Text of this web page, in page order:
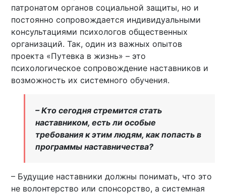
патронатом органов социальной защиты, но и
постоянно сопровождается индивидуальными
консультациями психологов общественных
организаций. Так, один из важных опытов
проекта «Путевка в жизнь» – это
психологическое сопровождение наставников и
возможность их системного обучения.
– Кто сегодня стремится стать
наставником, есть ли особые
требования к этим людям, как попасть в
программы наставничества?
– Будущие наставники должны понимать, что это
не волонтерство или спонсорство, а системная